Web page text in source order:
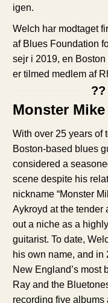
igen.
Welch har modtaget
af Blues Foundation
sejr i 2019, en
er tilmed medlem af
??
Monster
With over 25 years of
Boston-based blues
considered a
scene despite his
nickname “Monster
Aykroyd at the tender
out a niche as a
guitarist. To date,
his own name, and in
New England’s most
Ray and the
recording five